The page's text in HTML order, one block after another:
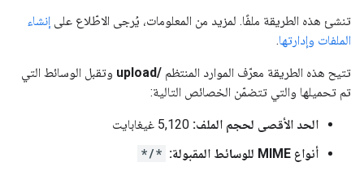
تنشئ هذه الطريقة ملفًا. لمزيد من المعلومات، يُرجى الاطّلاع على إنشاء
الملفات وإدارتها.
تتيح هذه الطريقة معرّف الموارد المنتظم /upload
وتقبل الوسائط التي
تم تحميلها والتي تتضمّن الخصائص التالية:
الحد الأقصى لحجم الملف:
أنواع MIME للوسائط المقبولة:
*/*